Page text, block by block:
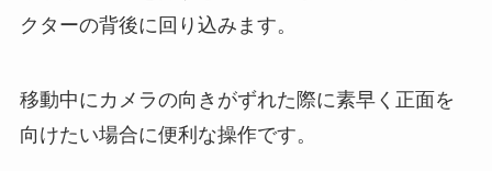
クターの背後に回り込みます。
移動中にカメラの向きがずれた際に素早く正面を
向けたい場合に便利な操作です。